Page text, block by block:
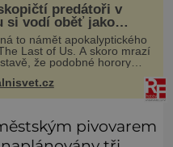
predátoři v
si vodí oběť jako
to námět apokalyptického
Last of Us. A skoro mrazí
že podobné horory
v přírodě běžně – s tím
že nejde pouze o infekce
houbou a že
pivovarem